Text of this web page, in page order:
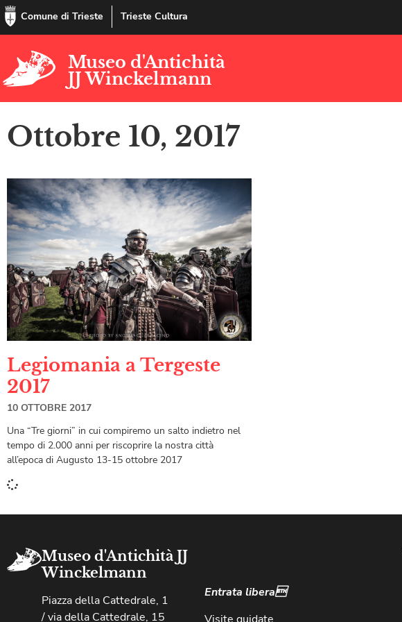
Comune di Trieste Trieste Cultura
Museo d'Antichità
JJ Winckelmann
Ottobre 10, 2017
Legiomania a Tergeste
2017
10 OTTOBRE 2017
Una “Tre giorni” in cui compiremo un salto indietro nel
tempo di 2.000 anni per riscoprire la nostra città
all’epoca di Augusto 13-15 ottobre 2017
Museo d'Antichità JJ
Winckelmann
Piazza della Cattedrale, 1
/ via della Cattedrale, 15
Entrata libera
Visite guidate